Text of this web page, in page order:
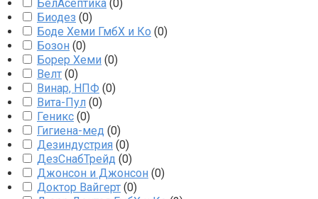
БелАсептика (0)
Биодез (0)
Боде Хеми ГмбХ и Ко (0)
Бозон (0)
Борер Хеми (0)
Велт (0)
Винар, НПФ (0)
Вита-Пул (0)
Геникс (0)
Гигиена-мед (0)
Дезиндустрия (0)
ДезСнабТрейд (0)
Джонсон и Джонсон (0)
Доктор Вайгерт (0)